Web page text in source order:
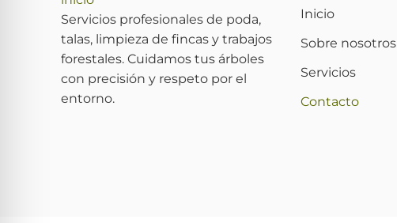
Servicios profesionales de poda,
talas, limpieza de fincas y trabajos
forestales. Cuidamos tus árboles
con precisión y respeto por el
entorno.
Inicio
Sobre nosotros
Servicios
Contacto